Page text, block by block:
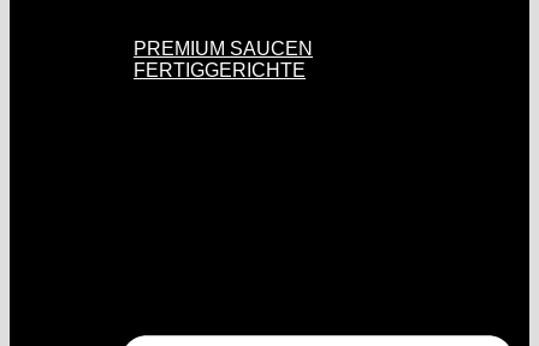
PREMIUM SAUCEN
FERTIGGERICHTE